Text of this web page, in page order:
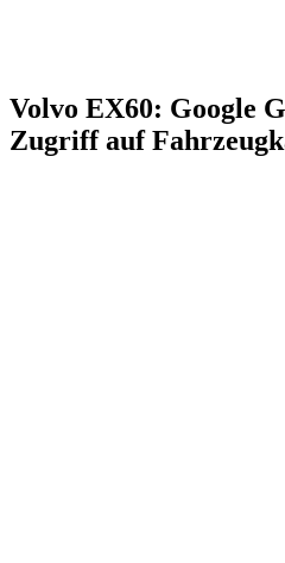
Volvo EX60: Google
Zugriff auf